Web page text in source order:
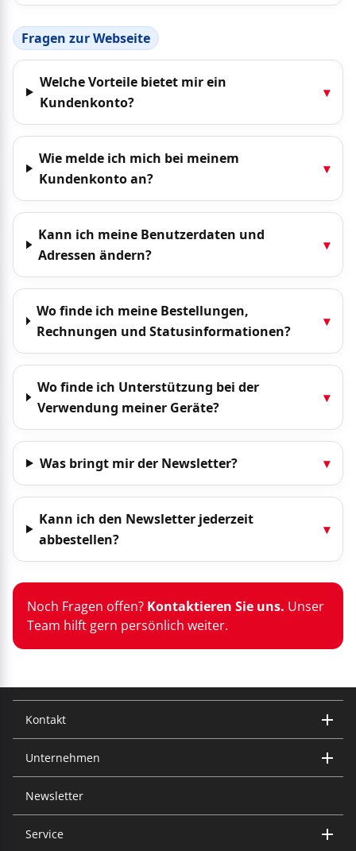
Fragen zur Webseite
Welche Vorteile bietet mir ein
Kundenkonto?
▾
Wie melde ich mich bei meinem
Kundenkonto an?
▾
Kann ich meine Benutzerdaten und
Adressen ändern?
▾
Wo finde ich meine Bestellungen,
Rechnungen und Statusinformationen?
▾
Wo finde ich Unterstützung bei der
Verwendung meiner Geräte?
▾
Was bringt mir der Newsletter? ▾
Kann ich den Newsletter jederzeit
abbestellen?
▾
Noch Fragen offen? Kontaktieren Sie uns. Unser
Team hilft gern persönlich weiter.
Kontakt
Trisa Electronics AG
Kantonsstrasse 121
CH-6234 Triengen
Tel.: +41 (0)41 933 00 30
info@trisaelectronics.ch
Unternehmen
Über uns
Newsletter
Service